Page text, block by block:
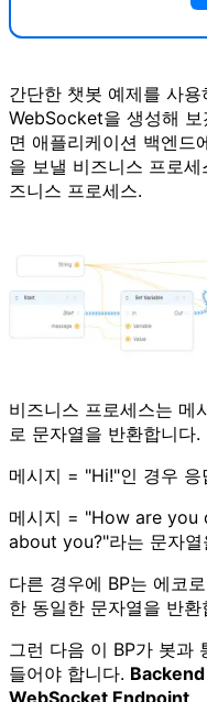
간단한 챗봇 예제를 사
WebSocket을 생성해
면 애플리케이션 백엔드
을 보낼 비즈니스 프로
즈니스 프로세스.
비즈니스 프로세스는 메
로 문자열을 반환합니다.
메시지 = "Hi!"인 경우
메시지 = "How are you
about you?"라는 문자열
다른 경우에 BP는 에코
한 동일한 문자열을 반환
그런 다음 이 BP가 봇과
들어야 합니다.
WebSocket Endpoint .